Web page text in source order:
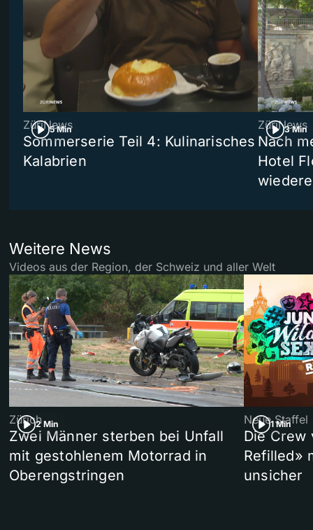
5 Min
ZüriNews
Sommerserie Teil 4: Kulinarisches
Kalabrien
3 Min
ZüriNews
Nach
Hotel
Weitere News
Videos aus der Region, der Schweiz und aller Welt
2 Min
Zürich
Zwei Männer sterben bei Unfall
mit gestohlenem Motorrad in
Oberengstringen
1 Min
Neue Staffel
Die Crew
Refilled»
unsicher